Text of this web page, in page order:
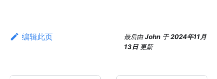
编辑此页 最后由John 于2024年11月
13日 更新